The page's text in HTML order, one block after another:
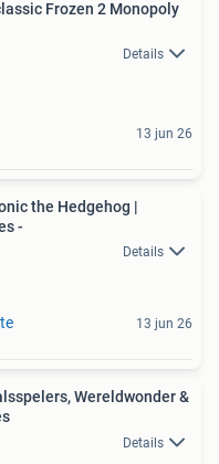
Frozen 2 Monopoly
Details
13 jun 26
the Hedgehog |
-
Details
13 jun 26
Wereldwonder &
Details